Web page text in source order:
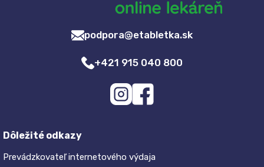
podpora@etabletka.sk
+421 915 040 800
Dôležité odkazy
Prevádzkovateľ internetového výdaja